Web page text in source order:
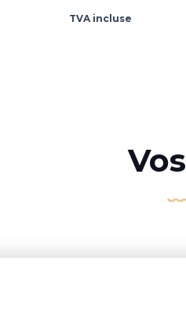
TVA incluse